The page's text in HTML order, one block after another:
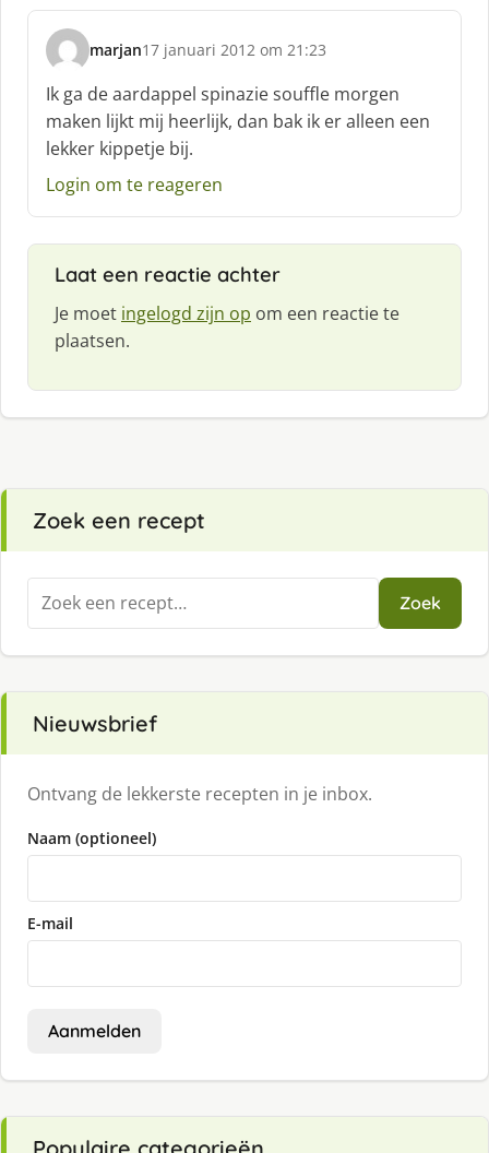
marjan
s
c
h
r
e
e
f
:
17 januari 2012 om 21:23
Ik ga de aardappel spinazie souffle morgen
maken lijkt mij heerlijk, dan bak ik er alleen een
lekker kippetje bij.
Login om te reageren
Laat een reactie achter
Je moet ingelogd zijn op om een reactie te
plaatsen.
Zoek een recept
Zoeken
naar:
Zoek
Nieuwsbrief
Ontvang de lekkerste recepten in je inbox.
Naam (optioneel)
E-mail
Aanmelden